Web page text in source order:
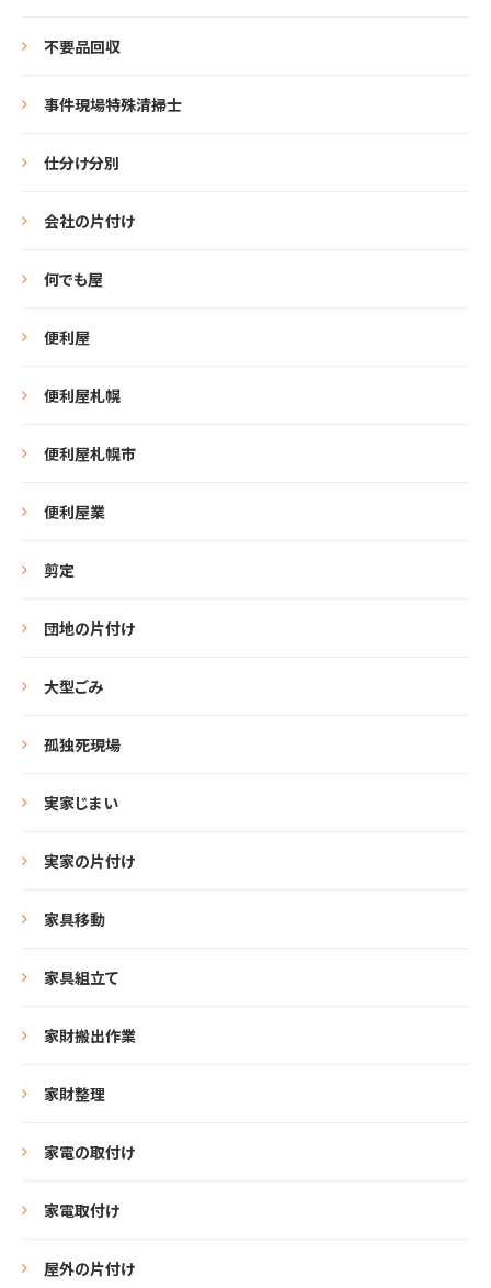
不要品回収
事件現場特殊清掃士
仕分け分別
会社の片付け
何でも屋
便利屋
便利屋札幌
便利屋札幌市
便利屋業
剪定
団地の片付け
大型ごみ
孤独死現場
実家じまい
実家の片付け
家具移動
家具組立て
家財搬出作業
家財整理
家電の取付け
家電取付け
屋外の片付け